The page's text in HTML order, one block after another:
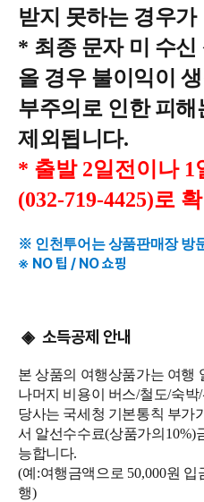
받지 못하는 경우
* 최종 문자 미 수
올 경우 불이익이
부주의로 인한 피해
제외됩니다.
* 출발 2일전이나
(032-719-4425)로
※ 인천투어는 상품판매장 방
※ NO 팁 / NO 쇼핑
◈소득공제 안내
본 상품의 여행상품가는 여행
나머지 비용이 버스/철도/숙박/
당사는 국세청 기본통칙 부가
서 알선수수료(상품가의 10%)
능합니다.
(예 :여행금액으로 50,000원 입
행)